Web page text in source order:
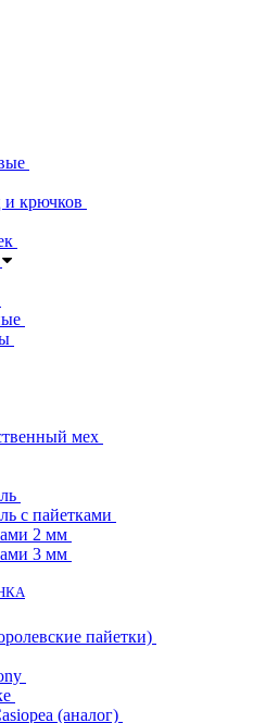
и крючков
мех
с пайетками
2 мм
3 мм
пайетки)
(аналог)